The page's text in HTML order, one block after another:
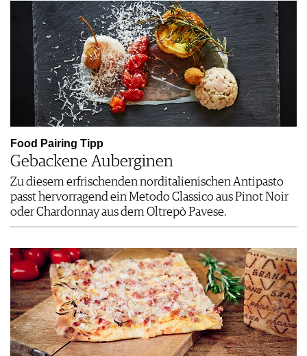
Food Pairing Tipp
Gebackene Auberginen
Zu diesem erfrischenden norditalienischen Antipasto
passt hervorragend ein Metodo Classico aus Pinot Noir
oder Chardonnay aus dem Oltrepò Pavese.